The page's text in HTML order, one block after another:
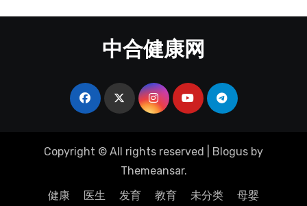
中合健康网
Copyright © All rights reserved Blogus by
Themeansar.
健康
医生 发育 教育 未分类 母婴